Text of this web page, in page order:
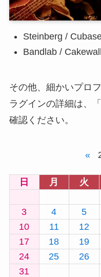
Steinberg /
Bandlab /
その他、細かいプロ
ラグインの詳細は、「
確認ください。
«
日 月 火
3
4 5
10
11 12
17
18 19
24
25 26
31